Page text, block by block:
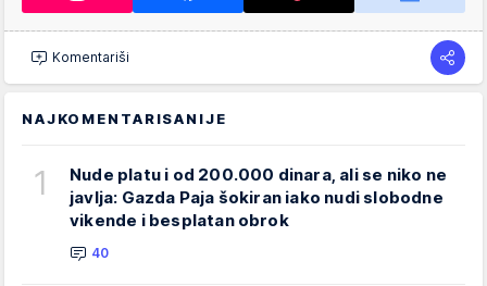
Komentariši
NAJKOMENTARISANIJE
1
Nude platu i od 200.000 dinara, ali se niko ne
javlja: Gazda Paja šokiran iako nudi slobodne
vikende i besplatan obrok
40